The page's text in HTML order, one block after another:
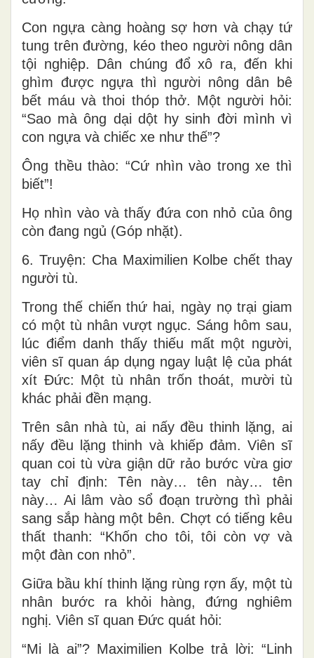
Con ngựa càng hoàng sợ hơn và chạy tứ
tung trên đường, kéo theo người nông dân
tội nghiệp. Dân chúng đổ xô ra, đến khi
ghìm được ngựa thì người nông dân bê
bết máu và thoi thóp thở. Một người hỏi:
“Sao mà ông dại dột hy sinh đời mình vì
con ngựa và chiếc xe như thế”?
Ông thều thào: “Cứ nhìn vào trong xe thì
biết”!
Họ nhìn vào và thấy đứa con nhỏ của ông
còn đang ngủ (Góp nhặt).
6. Truyện: Cha Maximilien Kolbe chết thay
người tù.
Trong thế chiến thứ hai, ngày nọ trại giam
có một tù nhân vượt ngục. Sáng hôm sau,
lúc điểm danh thấy thiếu mất một người,
viên sĩ quan áp dụng ngay luật lệ của phát
xít Đức: Một tù nhân trốn thoát, mười tù
khác phải đền mạng.
Trên sân nhà tù, ai nấy đều thinh lặng, ai
nấy đều lặng thinh và khiếp đảm. Viên sĩ
quan coi tù vừa giận dữ rảo bước vừa giơ
tay chỉ định: Tên này… tên này… tên
này… Ai lâm vào sổ đoạn trường thì phải
sang sắp hàng một bên. Chợt có tiếng kêu
thất thanh: “Khốn cho tôi, tôi còn vợ và
một đàn con nhỏ”.
Giữa bầu khí thinh lặng rùng rợn ấy, một tù
nhân bước ra khỏi hàng, đứng nghiêm
nghị. Viên sĩ quan Đức quát hỏi:
“Mi là ai”? Maximilien Kolbe trả lời: “Linh